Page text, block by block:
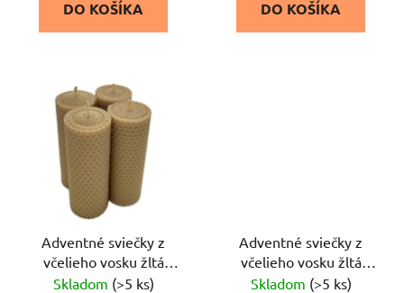
DO KOŠÍKA DO KOŠÍKA
Adventné sviečky z
včelieho vosku žltá
12x4,5 cm, 4ks
Skladom (>5 ks)
Adventné sviečky z
včelieho vosku žltá
18,14,10,6 x 3 cm
Skladom (>5 ks)